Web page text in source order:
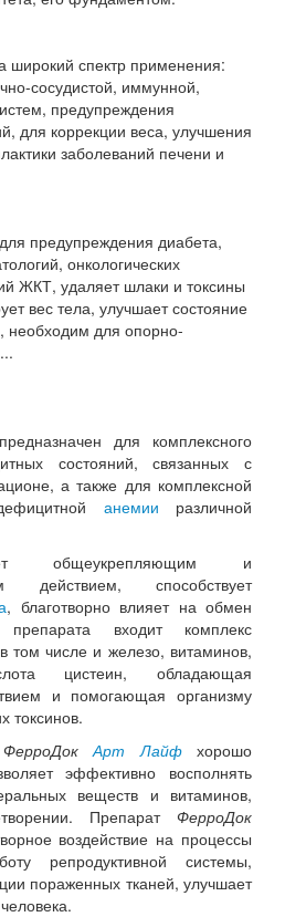
для комплексного
состояний, связанных с
а также для комплексной
анемии различной
общеукрепляющим и
действием, способствует
, благотворно влияет на обмен
входит комплекс
том числе и железо, витаминов,
цистеин, обладающая
и помогающая организму
токсинов.
ФерроДокАрт Лайфхорошо
эффективно восполнять
веществ и витаминов,
Препарат ФерроДок
воздействие на процессы
репродуктивной системы,
пораженных тканей, улучшает